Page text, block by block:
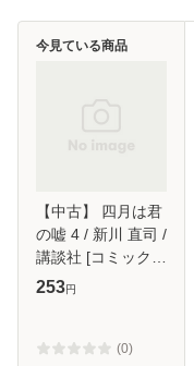
【中古】 四月は君
の嘘 4 / 新川 直司 /
講談社 [コミック]
【メール便送料無
253円
(0)
今見ている商品